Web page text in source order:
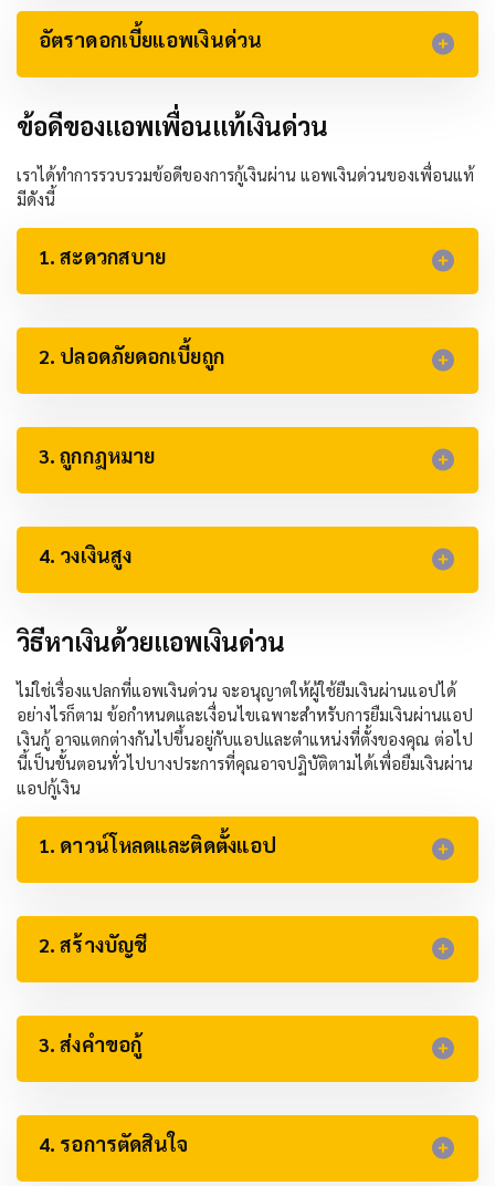
อัตราดอกเบี้ยแอพเงินด่วน
ข้อดีของแอพเพื่อนแท้เงินด่วน
เราได้ทำการรวบรวมข้อดีของการกู้เงินผ่าน แอพเงินด่วนของเพื่อนแท้
มีดังนี้
1. สะดวกสบาย
2. ปลอดภัยดอกเบี้ยถูก
3. ถูกกฎหมาย
4. วงเงินสูง
วิธีหาเงินด้วยแอพเงินด่วน
ไม่ใช่เรื่องแปลกที่แอพเงินด่วน จะอนุญาตให้ผู้ใช้ยืมเงินผ่านแอปได้
อย่างไรก็ตาม ข้อกำหนดและเงื่อนไขเฉพาะสำหรับการยืมเงินผ่านแอป
เงินกู้ อาจแตกต่างกันไปขึ้นอยู่กับแอปและตำแหน่งที่ตั้งของคุณ ต่อไป
นี้เป็นขั้นตอนทั่วไปบางประการที่คุณอาจปฏิบัติตามได้เพื่อยืมเงินผ่าน
แอปกู้เงิน
1. ดาวน์โหลดและติดตั้งแอป
2. สร้างบัญชี
3. ส่งคำขอกู้​
4. รอการตัดสินใจ​